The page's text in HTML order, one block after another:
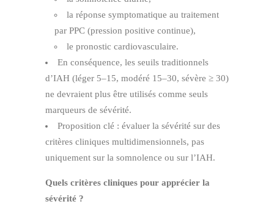
la réponse symptomatique au traitement
par PPC (pression positive continue),
le pronostic cardiovasculaire.
En conséquence, les seuils traditionnels
d’IAH (léger 5–15, modéré 15–30, sévère ≥ 30)
ne devraient plus être utilisés comme seuls
marqueurs de sévérité.
Proposition clé : évaluer la sévérité sur des
critères cliniques multidimensionnels, pas
uniquement sur la somnolence ou sur l’IAH.
Quels critères cliniques pour apprécier la
sévérité ?